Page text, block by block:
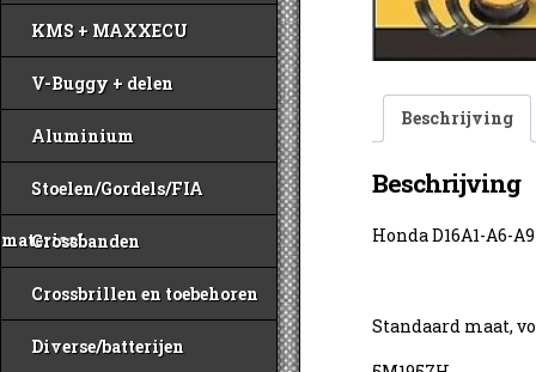
KMS + MAXXECU
V-Buggy + delen
Aluminium
Stoelen/Gordels/FIA
materiaal
Crossbanden
Crossbrillen en toebehoren
Diverse/batterijen
Beschrijving
Beschrijving
Honda D16A1-A6-
Standaard maat,